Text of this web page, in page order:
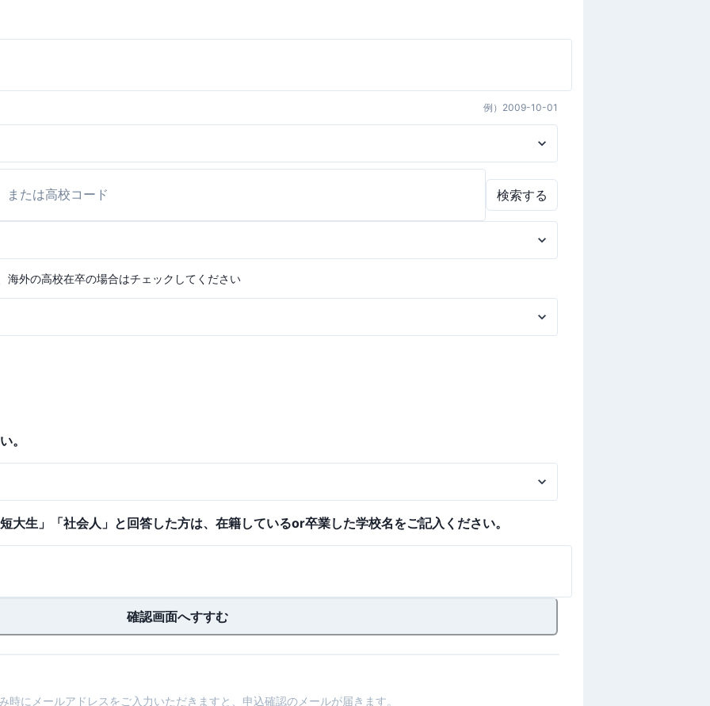
例） 2009-10-01
検索する
海外の高校在卒の場合はチェックしてください
。
大生」「社会人」と回答した方は、在籍しているor卒業した学校名をご記入ください。
確認画面へすすむ
時にメールアドレスをご入力いただきますと、申込確認のメールが届きます。